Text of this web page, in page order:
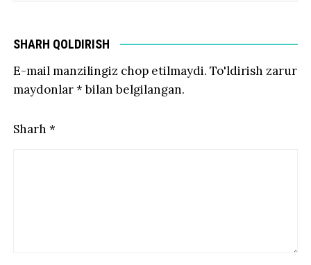
SHARH QOLDIRISH
E-mail manzilingiz chop etilmaydi. To'ldirish zarur
maydonlar*bilan belgilangan.
Sharh*